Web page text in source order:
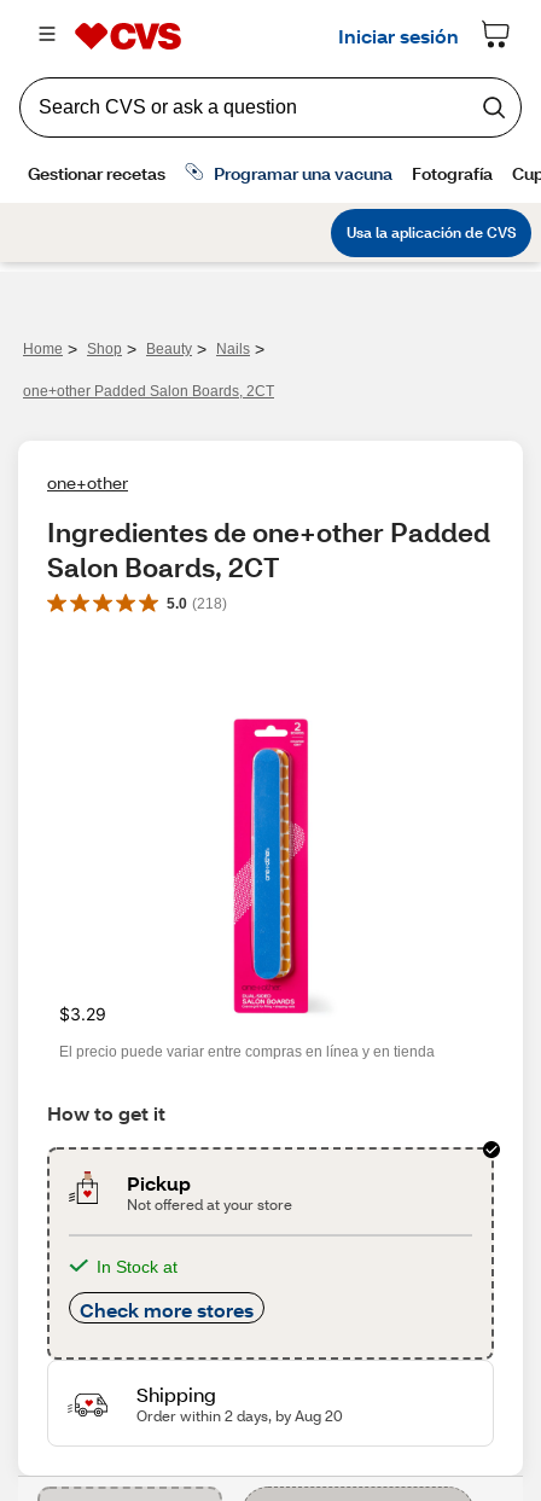
Home > Shop > Beauty > Nails >
one+other Padded Salon Boards, 2CT
one+other
Ingredientes de one+other Padded
Salon Boards, 2CT
5.0 (218)
$3.29
El precio puede variar entre compras en línea y en tienda
How to get it
Pickup
Not offered at your store
In Stock at
Check more stores
Shipping
Order within 2 days, by Aug 20